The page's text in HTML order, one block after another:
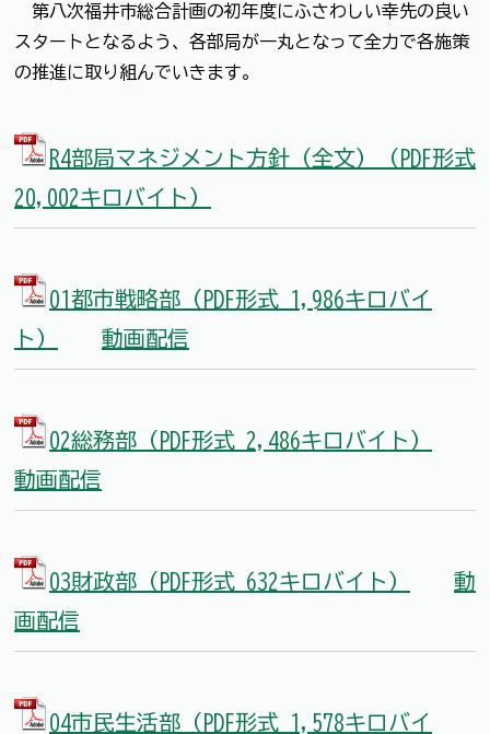
第八次福井市総合計画の初年度にふさわしい幸先の良い
スタートとなるよう、各部局が一丸となって全力で各施策
の推進に取り組んでいきます。
R4部局マネジメント方針（全文）（PDF形式
20,002キロバイト）
01都市戦略部（PDF形式 1,986キロバイ
ト）
動画配信
02総務部（PDF形式 2,486キロバイト）
動画配信
03財政部（PDF形式 632キロバイト）
動
画配信
04市民生活部（PDF形式 1,578キロバイ